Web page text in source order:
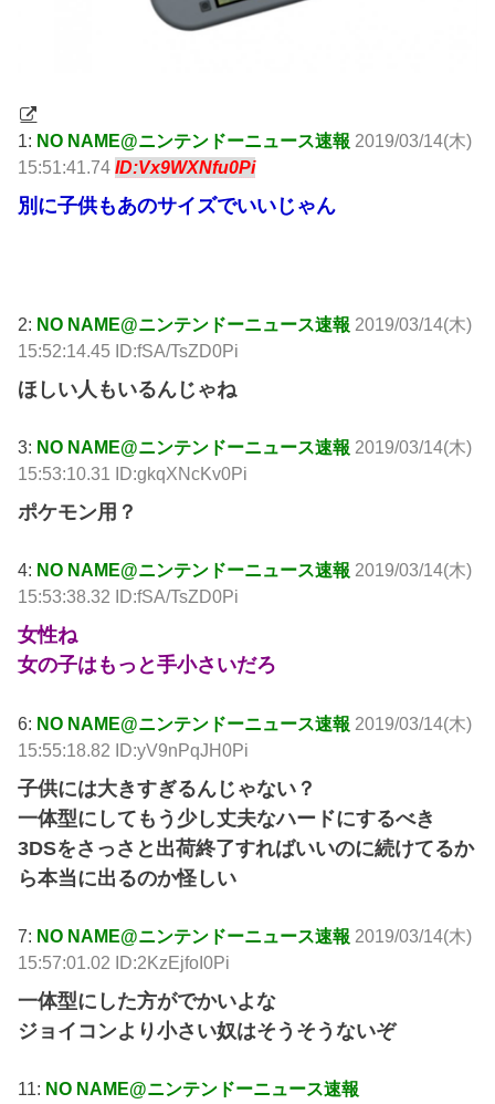
1: NO NAME@ニンテンドーニュース速報 2019/03/14(木)
15:51:41.74ID:Vx9WXNfu0Pi
別に子供もあのサイズでいいじゃん
2: NO NAME@ニンテンドーニュース速報 2019/03/14(木)
15:52:14.45 ID:fSA/TsZD0Pi
ほしい人もいるんじゃね
3: NO NAME@ニンテンドーニュース速報 2019/03/14(木)
15:53:10.31 ID:gkqXNcKv0Pi
ポケモン用？
4: NO NAME@ニンテンドーニュース速報 2019/03/14(木)
15:53:38.32 ID:fSA/TsZD0Pi
女性ね
女の子はもっと手小さいだろ
6: NO NAME@ニンテンドーニュース速報 2019/03/14(木)
15:55:18.82 ID:yV9nPqJH0Pi
子供には大きすぎるんじゃない？
一体型にしてもう少し丈夫なハードにするべき
3DSをさっさと出荷終了すればいいのに続けてるか
ら本当に出るのか怪しい
7: NO NAME@ニンテンドーニュース速報 2019/03/14(木)
15:57:01.02 ID:2KzEjfoI0Pi
一体型にした方がでかいよな
ジョイコンより小さい奴はそうそうないぞ
11: NO NAME@ニンテンドーニュース速報